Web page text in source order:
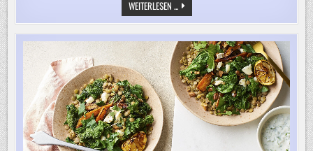
WEITERLESEN ... LEBENSWICHTIGE
FÄHIGKEITEN:
„ELTERN
SIND
ZENTRAL
FÜR
DEN
SELBSTWERT
DER
KINDER“